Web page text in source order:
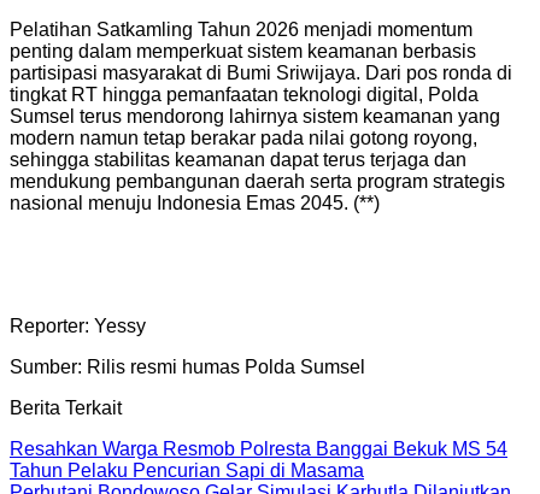
Pelatihan Satkamling Tahun 2026 menjadi momentum
penting dalam memperkuat sistem keamanan berbasis
partisipasi masyarakat di Bumi Sriwijaya. Dari pos ronda di
tingkat RT hingga pemanfaatan teknologi digital, Polda
Sumsel terus mendorong lahirnya sistem keamanan yang
modern namun tetap berakar pada nilai gotong royong,
sehingga stabilitas keamanan dapat terus terjaga dan
mendukung pembangunan daerah serta program strategis
nasional menuju Indonesia Emas 2045. (**)
Reporter: Yessy
Sumber: Rilis resmi humas Polda Sumsel
Berita Terkait
Resahkan Warga Resmob Polresta Banggai Bekuk MS 54
Tahun Pelaku Pencurian Sapi di Masama